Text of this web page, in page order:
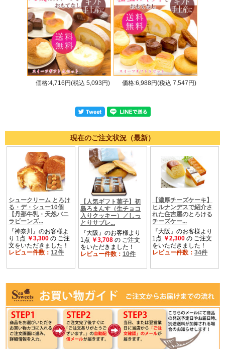
価格:4,716円(税込 5,093円) 価格:6,988円(税込 7,547円)
現在のご注文状況（最新）